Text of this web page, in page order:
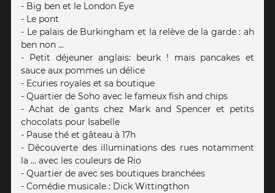
- Big ben et le London Eye
- Le pont
- Le palais de Burkingham et la relève de la garde : ah
ben non ...
- Petit déjeuner anglais: beurk ! mais pancakes et
sauce aux pommes un délice
- Ecuries royales et sa boutique
- Quartier de Soho avec le fameux fish and chips
- Achat de gants chez Mark and Spencer et petits
chocolats pour Isabelle
- Pause thé et gâteau à 17h
- Découverte des illuminations des rues notamment
la ... avec les couleurs de Rio
- Quartier de avec ses boutiques branchées
- Comédie musicale : Dick Wittingthon